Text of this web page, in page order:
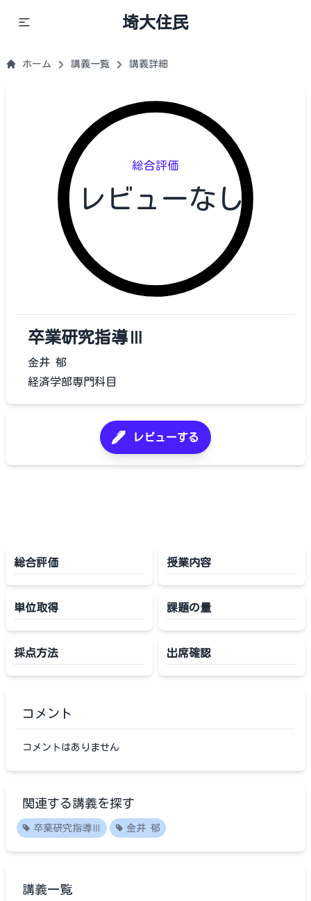
埼大住民
ホーム 講義一覧 講義詳細
総合評価
レビューなし
卒業研究指導Ⅲ
金井 郁
経済学部専門科目
レビューする
総合評価 授業内容
単位取得 課題の量
採点方法 出席確認
コメント
コメントはありません
関連する講義を探す
卒業研究指導Ⅲ 金井 郁
講義一覧